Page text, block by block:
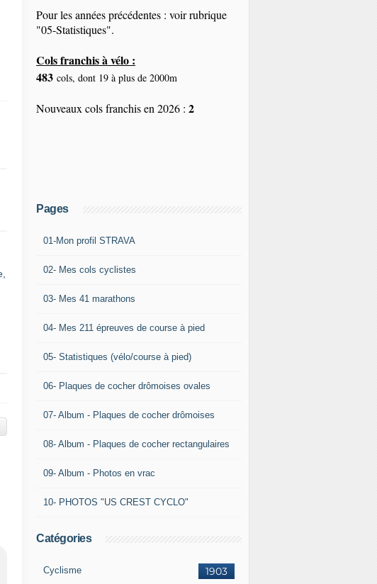
Pour les années précédentes : voir rubrique
"05-Statistiques".
Cols franchis à vélo :
483 cols, dont 19 à plus de 2000m
Nouveaux cols franchis en 2026 : 2
Pages
01-Mon profil STRAVA
02- Mes cols cyclistes
03- Mes 41 marathons
04- Mes 211 épreuves de course à pied
05- Statistiques (vélo/course à pied)
06- Plaques de cocher drômoises ovales
07- Album - Plaques de cocher drômoises
08- Album - Plaques de cocher rectangulaires
09- Album - Photos en vrac
10- PHOTOS "US CREST CYCLO"
Catégories
1903
Cyclisme